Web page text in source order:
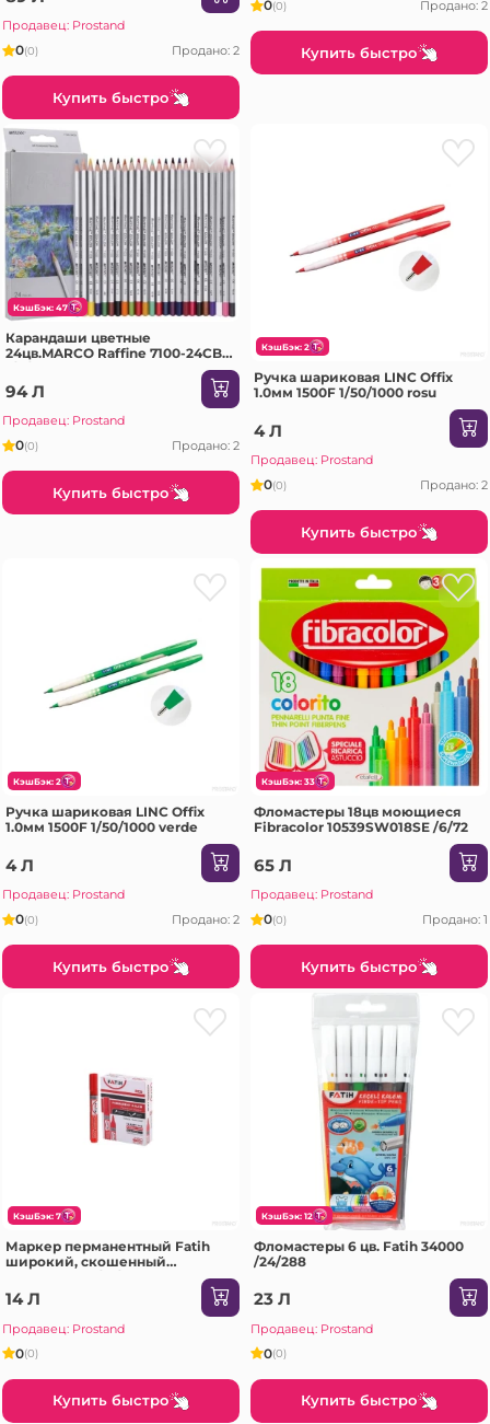
Продавец: Prostand
0(0) Продано: 2
Купить быстро
0(0) Продано: 2
Купить быстро
КэшБэк: 47
Карандаши цветные
24цв.MARCO Raffine 7100-24CB
94 Л
Продавец: Prostand
0(0) Продано: 2
Купить быстро
КэшБэк: 2
Ручка шариковая LINC Offix
1.0мм 1500F 1/50/1000 rosu
4 Л
Продавец: Prostand
0(0) Продано: 2
Купить быстро
КэшБэк: 2
Ручка шариковая LINC Offix
1.0мм 1500F 1/50/1000 verde
4 Л
Продавец: Prostand
0(0) Продано: 2
Купить быстро
КэшБэк: 33
Фломастеры 18цв моющиеся
Fibracolor 10539SW018SE /6/72
65 Л
Продавец: Prostand
0(0) Продано: 1
Купить быстро
КэшБэк: 7
Маркер перманентный Fatih
широкий, скошенный
green
14 Л
Продавец: Prostand
0(0)
Купить быстро
КэшБэк: 12
Фломастеры 6 цв. Fatih 34000
/24/288
23 Л
Продавец: Prostand
0(0)
Купить быстро